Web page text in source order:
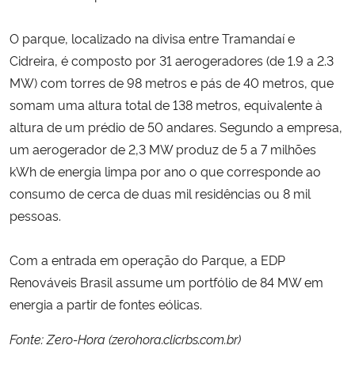
Advocacia-Geral da União
O parque, localizado na divisa entre Tramandaí e
Cidreira, é composto por 31 aerogeradores (de 1.9 a 2.3
MW) com torres de 98 metros e pás de 40 metros, que
somam uma altura total de 138 metros, equivalente à
altura de um prédio de 50 andares. Segundo a empresa,
um aerogerador de 2,3 MW produz de 5 a 7 milhões
kWh de energia limpa por ano o que corresponde ao
consumo de cerca de duas mil residências ou 8 mil
pessoas.
Com a entrada em operação do Parque, a EDP
Renováveis Brasil assume um portfólio de 84 MW em
energia a partir de fontes eólicas.
Fonte: Zero-Hora (zerohora.clicrbs.com.br)